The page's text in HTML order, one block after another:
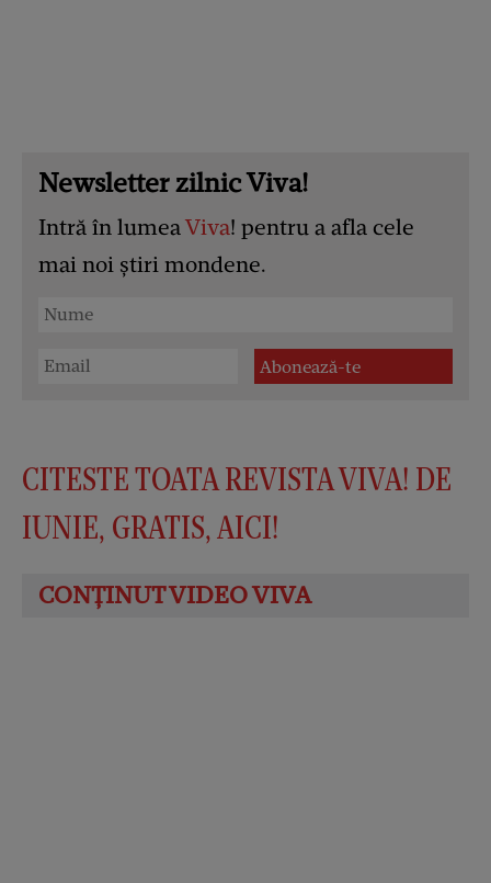
Newsletter zilnic Viva!
Intră în lumeaViva! pentru a afla cele
mai noi știri mondene.
CITESTE TOATA REVISTA VIVA! DE
IUNIE, GRATIS, AICI!